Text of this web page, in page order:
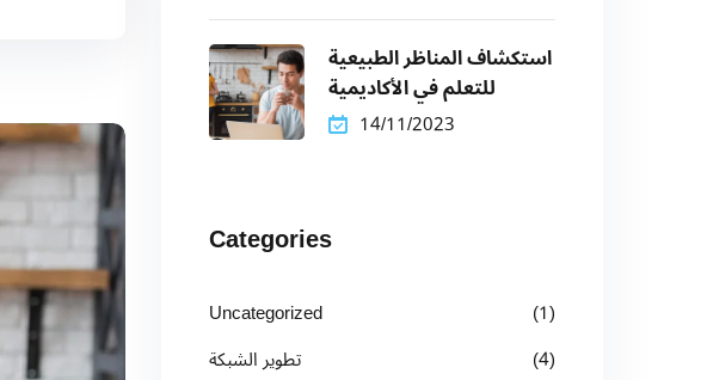
استكشاف المناظر الطبيعية
للتعلم في الأكاديمية
14/11/2023
Categories
Uncategorized
(1)
تطوير الشبكة
(4)